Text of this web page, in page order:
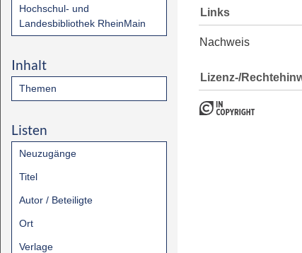
Hochschul- und
Landesbibliothek RheinMain
Inhalt
Themen
Listen
Neuzugänge
Titel
Autor / Beteiligte
Ort
Verlage
Links
Nachweis
Lizenz-/